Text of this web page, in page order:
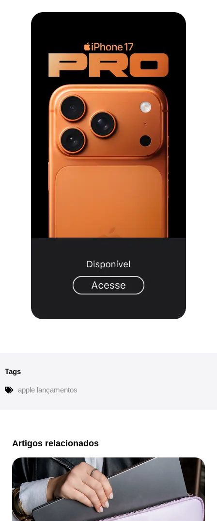
Tags
apple lançamentos
Artigos relacionados